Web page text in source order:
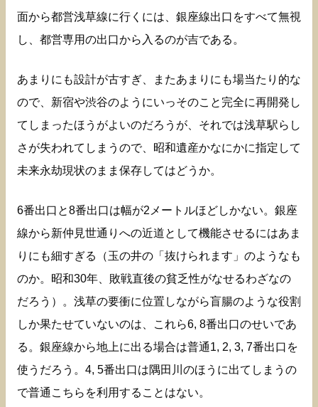
面から都営浅草線に行くには、銀座線出口をすべて無視
し、都営専用の出口から入るのが吉である。
あまりにも設計が古すぎ、またあまりにも場当たり的な
ので、新宿や渋谷のようにいっそのこと完全に再開発し
てしまったほうがよいのだろうが、それでは浅草駅らし
さが失われてしまうので、昭和遺産かなにかに指定して
未来永劫現状のまま保存してはどうか。
6番出口と8番出口は幅が2メートルほどしかない。銀座
線から新仲見世通りへの近道として機能させるにはあま
りにも細すぎる（玉の井の「抜けられます」のようなも
のか。昭和30年、敗戦直後の貧乏性がなせるわざなの
だろう）。浅草の要衝に位置しながら盲腸のような役割
しか果たせていないのは、これら6, 8番出口のせいであ
る。銀座線から地上に出る場合は普通1, 2, 3, 7番出口を
使うだろう。4, 5番出口は隅田川のほうに出てしまうの
で普通こちらを利用することはない。